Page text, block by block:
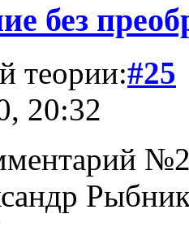
без
теории:#25
20:32